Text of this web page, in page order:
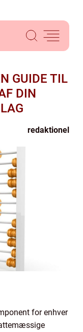
GUIDE TIL
DIN
redaktionel
for enhver